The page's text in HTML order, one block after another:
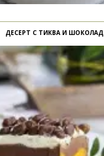
ДЕСЕРТ С ТИКВА И ШОКОЛАД